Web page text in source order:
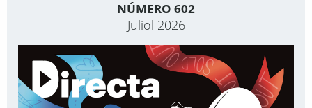
NÚMERO 602
Juliol 2026